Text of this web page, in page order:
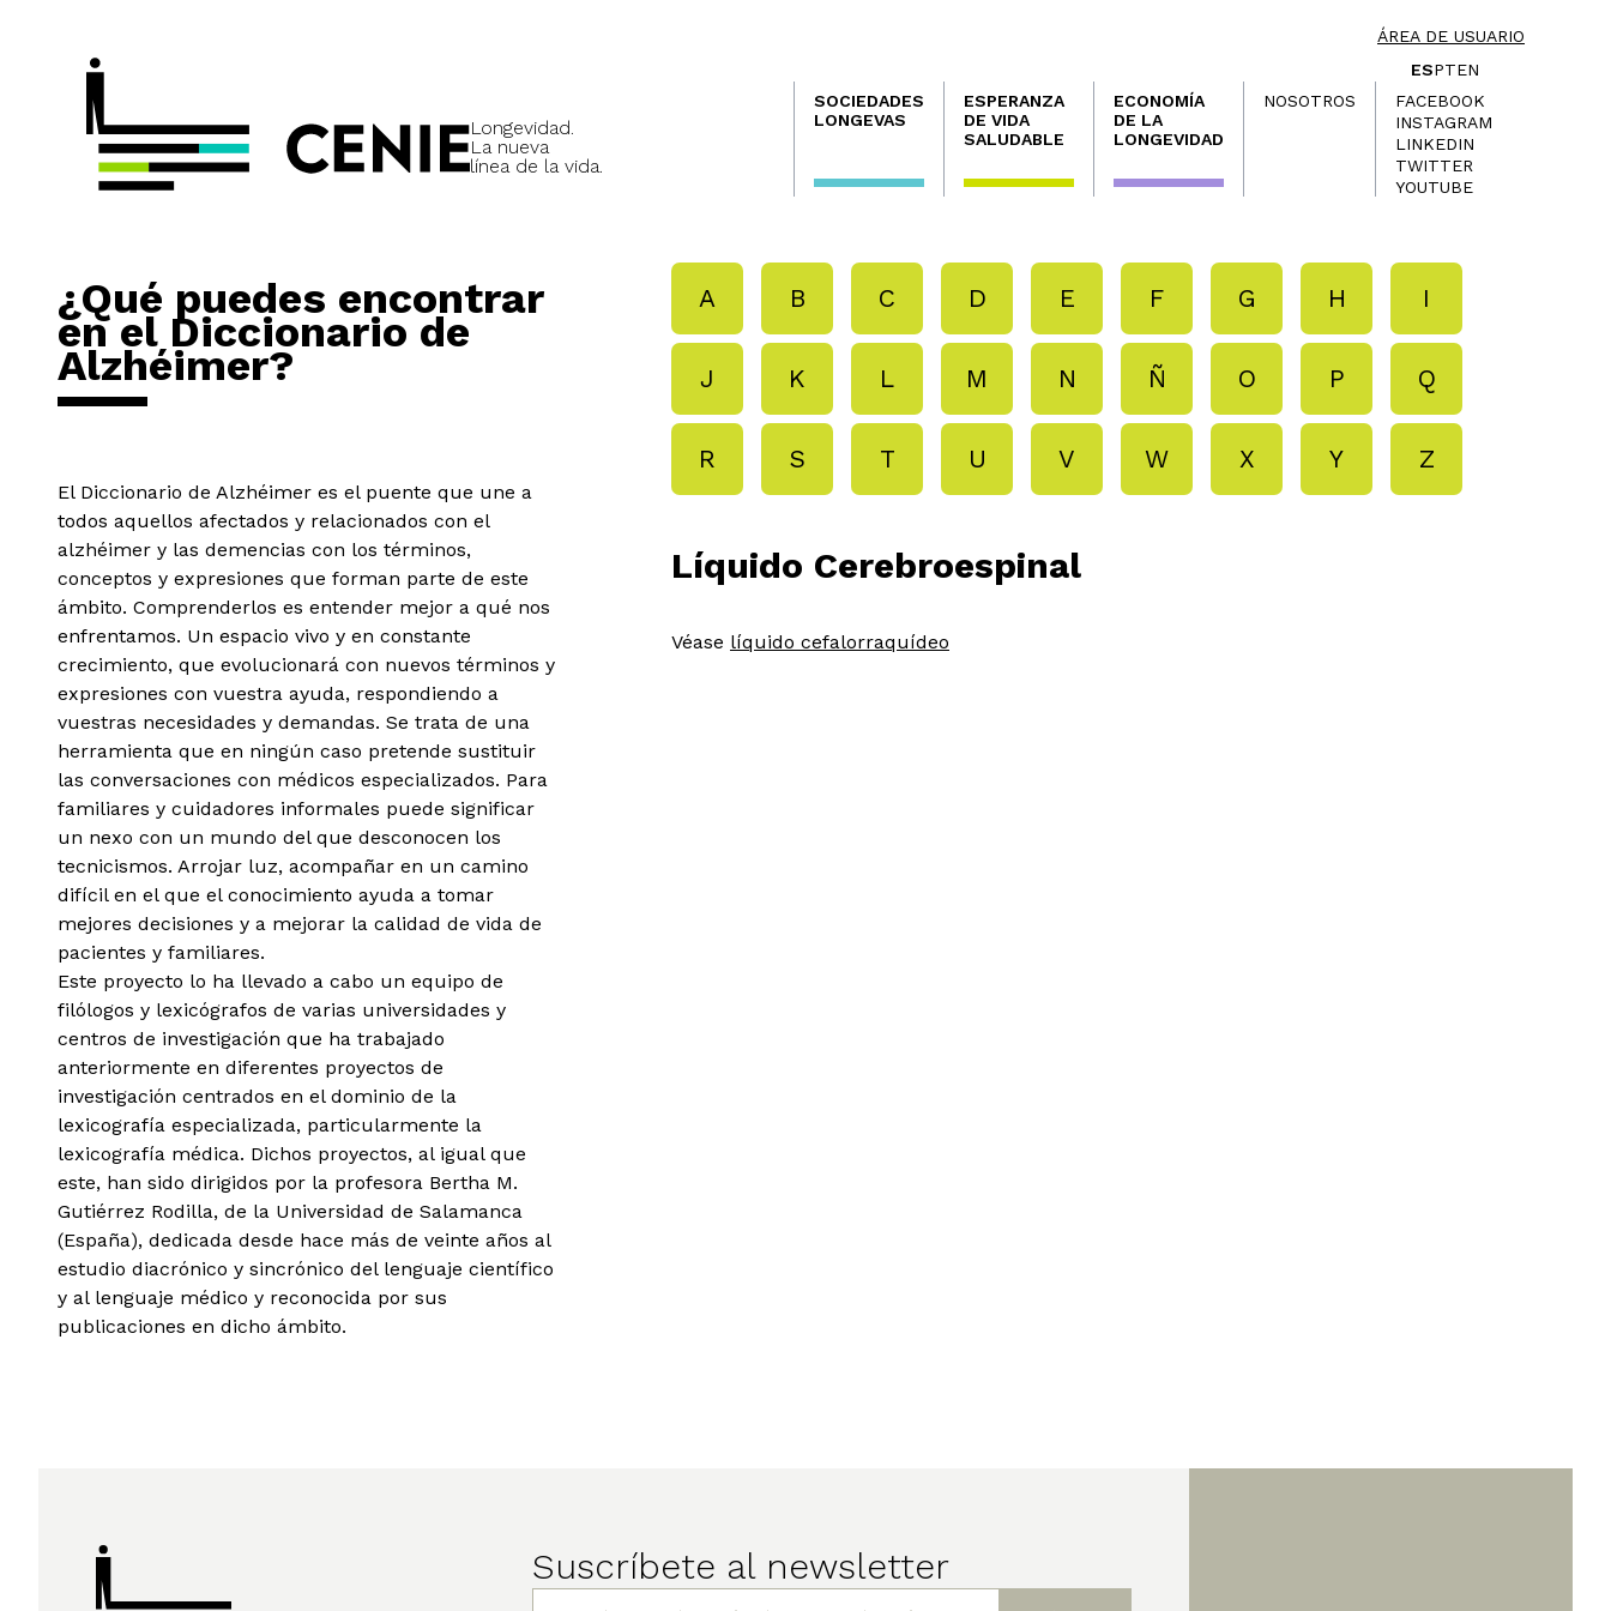
ÁREA DE USUARIO
Longevidad.
La nueva
línea de la vida.
ESPTEN
Navegación
principal
SOCIEDADES
LONGEVAS
ESPERANZA
DE VIDA
SALUDABLE
ECONOMÍA
DE LA
LONGEVIDAD
NOSOTROS
FACEBOOK
INSTAGRAM
LINKEDIN
TWITTER
YOUTUBE
¿Qué puedes encontrar
en el Diccionario de
Alzhéimer?
El Diccionario de Alzhéimer es el puente que une a
todos aquellos afectados y relacionados con el
alzhéimer y las demencias con los términos,
conceptos y expresiones que forman parte de este
ámbito. Comprenderlos es entender mejor a qué nos
enfrentamos. Un espacio vivo y en constante
crecimiento, que evolucionará con nuevos términos y
expresiones con vuestra ayuda, respondiendo a
vuestras necesidades y demandas. Se trata de una
herramienta que en ningún caso pretende sustituir
las conversaciones con médicos especializados. Para
familiares y cuidadores informales puede significar
un nexo con un mundo del que desconocen los
tecnicismos. Arrojar luz, acompañar en un camino
difícil en el que el conocimiento ayuda a tomar
mejores decisiones y a mejorar la calidad de vida de
pacientes y familiares.
Este proyecto lo ha llevado a cabo un equipo de
filólogos y lexicógrafos de varias universidades y
centros de investigación que ha trabajado
anteriormente en diferentes proyectos de
investigación centrados en el dominio de la
lexicografía especializada, particularmente la
lexicografía médica. Dichos proyectos, al igual que
este, han sido dirigidos por la profesora Bertha M.
Gutiérrez Rodilla, de la Universidad de Salamanca
(España), dedicada desde hace más de veinte años al
estudio diacrónico y sincrónico del lenguaje científico
y al lenguaje médico y reconocida por sus
publicaciones en dicho ámbito.
A B C D E F G H I
J K L M N Ñ O P Q
R S T U V W X Y Z
Líquido Cerebroespinal
Véase líquido cefalorraquídeo
Suscríbete al newsletter